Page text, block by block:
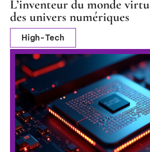
L’inventeur du monde
des univers numériques
High-Tech